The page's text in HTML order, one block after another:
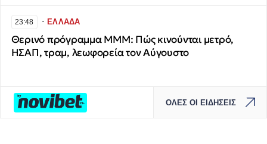
23:48 ∙ΕΛΛΑΔΑ
Θερινό πρόγραμμα ΜΜΜ: Πώς κινούνται μετρό,
ΗΣΑΠ, τραμ, λεωφορεία τον Αύγουστο
ΟΛΕΣ ΟΙ ΕΙΔΗΣΕΙΣ